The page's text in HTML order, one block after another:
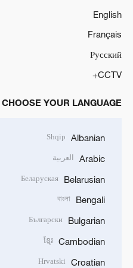
English
Français
Русский
CCTV+
CHOOSE YOUR LANGUAGE
Albanian
Shqip
Arabic العربية
Belarusian
Беларуская
Bengali
বাংলা
Bulgarian
Български
Cambodian
ខ្មែរ
Croatian
Hrvatski